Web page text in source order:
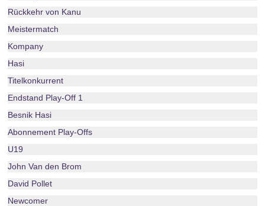
Rückkehr von Kanu
Meistermatch
Kompany
Hasi
Titelkonkurrent
Endstand Play-Off 1
Besnik Hasi
Abonnement Play-Offs
U19
John Van den Brom
David Pollet
Newcomer